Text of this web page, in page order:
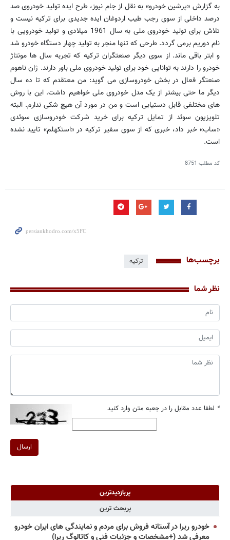
به گزارش «پرشین خودرو» به نقل از جام نیوز، طرح ایده تولید خودروی صد
درصد داخلی از سوی رجب طیب اردوغان ایده جدیدی برای ترکیه نیست و
تلاش برای تولید خودروی ملی به سال 1961 میلادی و تولید خودرویی با
نام دوریم برمی گردد. طرحی که تنها منجر به تولید چهار دستگاه خودرو شد
و ابتر باقی ماند. از سوی دیگر صنعتگران ترکیه که تجربه سال ها مونتاژ
خودرو را دارند به توانایی خود برای تولید خودروی ملی باور دارند. ژان ناهوم
صنعتگر فعال در بخش خودروسازی می گوید: من معتقدم که تا ده سال
دیگر ما حتی بیشتر از یک مدل خودروی ملی خواهیم داشت. این با روش
های مختلفی قابل دستیابی است و من در مورد آن هیچ شکی ندارم. البته
تلویزیون سوئد از تمایل ترکیه برای خرید شرکت خودروسازی سوئدی
«ساب» خبر داد، خبری که از سوی سفیر ترکیه در «استکهلم» تایید نشده
است.
کد مطلب 8751
برچسب‌ها ترکیه
نظر شما
* لطفا عدد مقابل را در جعبه متن وارد کنید
ارسال
پربازدیدترین
پربحث ترین
خودرو ریرا در آستانه فروش برای مردم و نمایندگی های ایران خودرو
معرفی شد (+مشخصات و جزئیات فنی و کاتالوگ ریرا)